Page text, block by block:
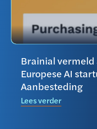
Brainial
Europese AI
Aanbesteding
Lees verder